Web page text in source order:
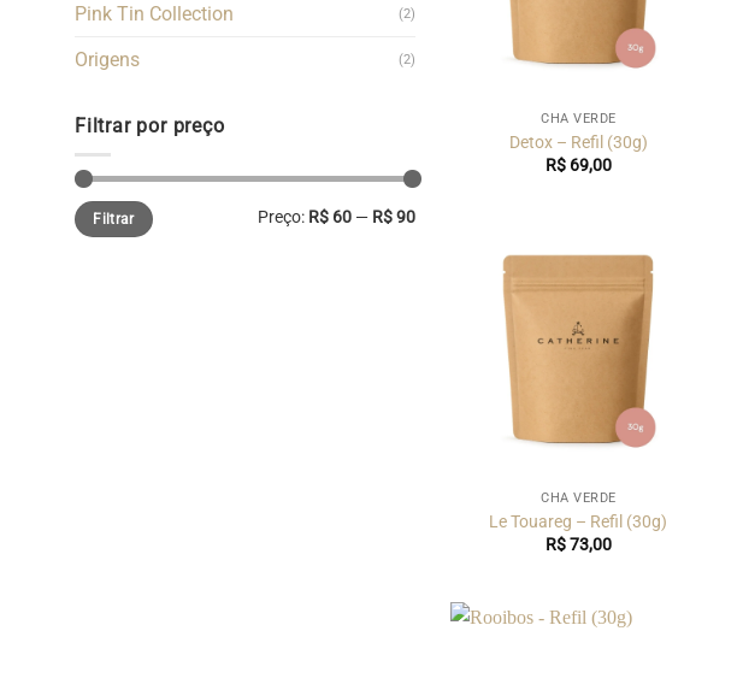
Pink Tin Collection (2)
Origens (2)
Filtrar por preço
Preço
mínimo
Preço
máximo
Filtrar Preço: R$ 60— R$ 90
CHÁ VERDE
Detox – Refil (30g)
R$69,00
CHÁ VERDE
Le Touareg – Refil (30g)
R$73,00